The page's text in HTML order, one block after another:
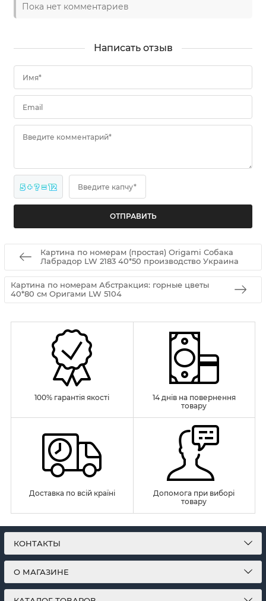
Пока нет комментариев
Написать отзыв
Имя*
Email
Введите комментарий*
5 + ? = 12 Введите капчу*
Картина по номерам (простая) Origami Собака
Лабрадор LW 2183 40*50 производство Украина
Картина по номерам Абстракция: горные цветы
40*80 см Оригами LW 5104
100% гарантія якості
14 днів на повернення
товару
Доставка по всій країні
Допомога при виборі
товару
КОНТАКТЫ
О МАГАЗИНЕ